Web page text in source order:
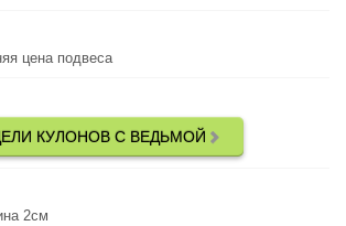
цена подвеса
КУЛОНОВ С ВЕДЬМОЙ
2см
Рассчитана средняя цена подвеса
МОДЕЛИ КУЛОНОВ С ВЕДЬМОЙ